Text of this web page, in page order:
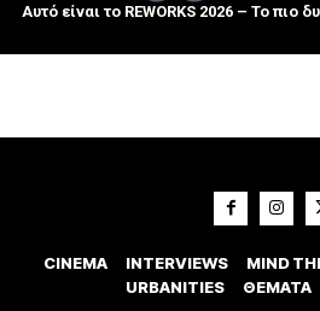
Αυτό είναι το REWORKS 2026 – Το πιο
CINEMA INTERVIEWS MIND
URBANITIES
ΘΕΜΑΤΑ